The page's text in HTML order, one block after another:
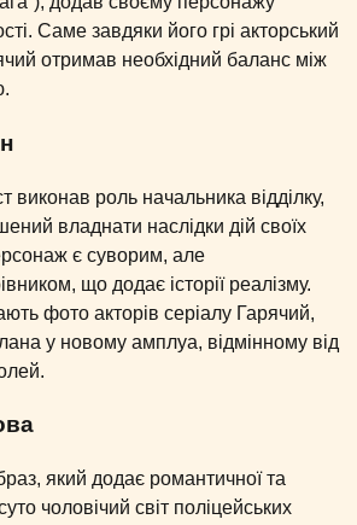
Саме завдяки його грі акторський
отримав необхідний баланс між
виконав роль начальника відділку,
владнати наслідки дій своїх
є суворим, але
що додає історії реалізму.
фото акторів серіалу Гарячий,
у новому амплуа, відмінному від
який додає романтичної та
суто чоловічий світ поліцейських